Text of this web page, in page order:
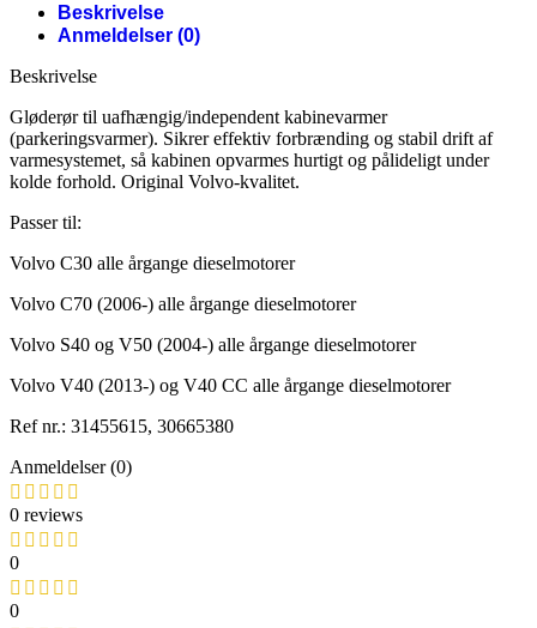
Beskrivelse
Anmeldelser (0)
Beskrivelse
Gløderør til uafhængig/independent kabinevarmer
(parkeringsvarmer). Sikrer effektiv forbrænding og stabil drift af
varmesystemet, så kabinen opvarmes hurtigt og pålideligt under
kolde forhold. Original Volvo-kvalitet.
Passer til:
Volvo C30 alle årgange dieselmotorer
Volvo C70 (2006-) alle årgange dieselmotorer
Volvo S40 og V50 (2004-) alle årgange dieselmotorer
Volvo V40 (2013-) og V40 CC alle årgange dieselmotorer
Ref nr.: 31455615, 30665380
Anmeldelser (0)
0 reviews
0
0